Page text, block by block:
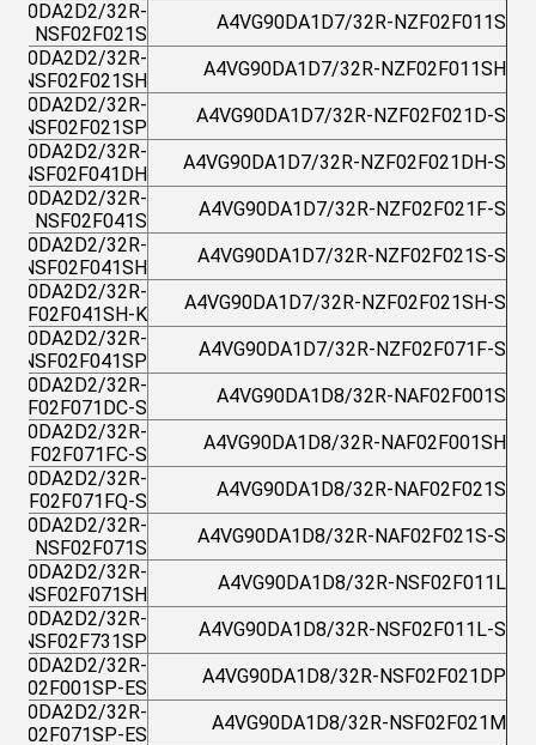
A4VG90DA1D7/32R-NZF02F011S
32R-
NSF02F021S
A4VG90DA1D7/32R-NZF02F011SH
32R-
NSF02F021SH
A4VG90DA1D7/32R-NZF02F021D-S
32R-
NSF02F021SP
A4VG90DA1D7/32R-NZF02F021DH-S
32R-
NSF02F041DH
A4VG90DA1D7/32R-NZF02F021F-S
32R-
NSF02F041S
A4VG90DA1D7/32R-NZF02F021S-S
32R-
NSF02F041SH
A4VG90DA1D7/32R-NZF02F021SH-S
32R-
NSF02F041SH-K
A4VG90DA1D7/32R-NZF02F071F-S
32R-
NSF02F041SP
A4VG90DA1D8/32R-NAF02F001S
32R-
NSF02F071DC-S
A4VG90DA1D8/32R-NAF02F001SH
32R-
NSF02F071FC-S
A4VG90DA1D8/32R-NAF02F021S
32R-
NSF02F071FQ-S
A4VG90DA1D8/32R-NAF02F021S-S
32R-
NSF02F071S
A4VG90DA1D8/32R-NSF02F011L
32R-
NSF02F071SH
A4VG90DA1D8/32R-NSF02F011L-S
32R-
NSF02F731SP
A4VG90DA1D8/32R-NSF02F021DP
32R-
ES
A4VG90DA1D8/32R-NSF02F021M
32R-
ES